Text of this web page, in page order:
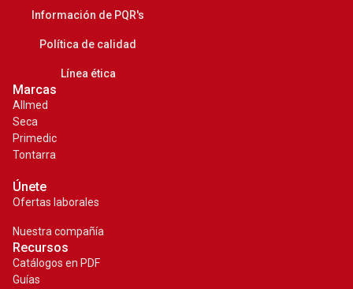
Información de PQR's
Política de calidad
Línea ética
Marcas
Allmed
Seca
Primedic
Tontarra
Únete
Ofertas laborales
Nuestra compañía
Recursos
Catálogos en PDF
Guías